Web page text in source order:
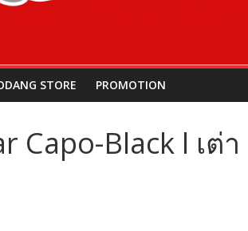
STORE PROMOTION
Capo-Black l เต่า